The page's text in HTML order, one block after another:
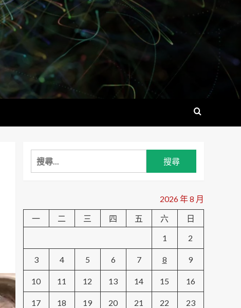
搜
尋
字:
2026 年 8 月
一
二 三 四 五 六
日
1
2
3 4 5 6 7 8 9
10 11 12 13 14 15 16
17 18 19 20 21 22 23